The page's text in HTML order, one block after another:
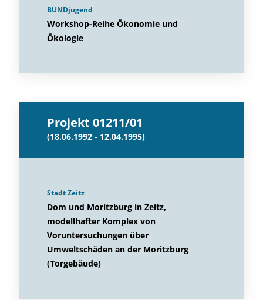
BUNDjugend
Workshop-Reihe Ökonomie und
Ökologie
Projekt 01211/01
(18.06.1992 - 12.04.1995)
Stadt Zeitz
Dom und Moritzburg in Zeitz,
modellhafter Komplex von
Voruntersuchungen über
Umweltschäden an der Moritzburg
(Torgebäude)